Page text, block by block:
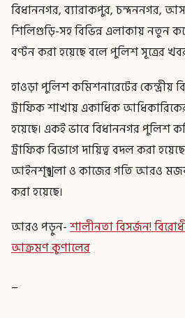
বিধাননগর, ব্যারাকপুর, চন্দননগর,
শিলিগুড়ি-সহ বিভিন্ন এলাকায় নতুন
বণ্টন করা হয়েছে বলে পুলিশ সূত্রের
হাওড়া পুলিশ কমিশনারেটের
ট্রাফিক শাখায় একাধিক
হয়েছে। একই ভাবে বিধাননগর পুলিশ
ট্রাফিক বিভাগে দায়িত্ব বদল করা
আইনশৃঙ্খলা ও কাজের গতি আরও
করা হয়েছে।
আরও পড়ুন-শালীনতা বিসর্জন!
আক্রমণ কুণালের
_